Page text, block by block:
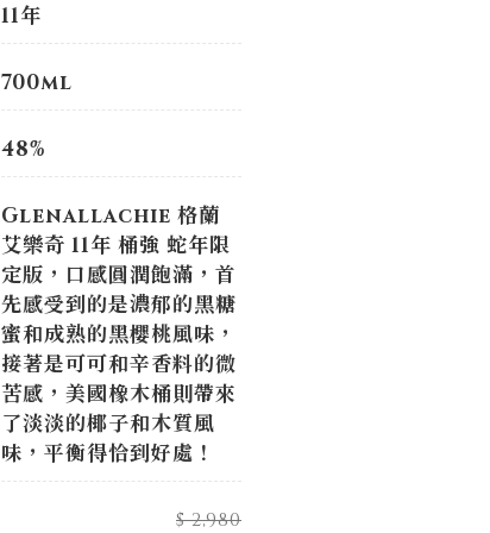
11年
700ml
48%
Glenallachie 格蘭
艾樂奇 11年 桶強 蛇年限
定版，口感圓潤飽滿，首
先感受到的是濃郁的黑糖
蜜和成熟的黑櫻桃風味，
接著是可可和辛香料的微
苦感，美國橡木桶則帶來
了淡淡的椰子和木質風
味，平衡得恰到好處！
$ 2,980